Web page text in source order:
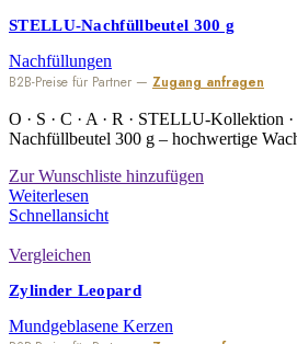
STELLU-Nachfüllbeutel 300 g
Nachfüllungen
B2B-Preise für Partner — Zugang anfragen
O · S · C · A · R · STELLU-Kollektion
Nachfüllbeutel 300 g – hochwertige
Zur Wunschliste hinzufügen
Weiterlesen
Schnellansicht
Vergleichen
Zylinder Leopard
Mundgeblasene Kerzen